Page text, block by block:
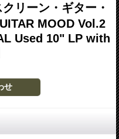
リーン・ギター・
MOOD Vol.2
Used 10" LP with